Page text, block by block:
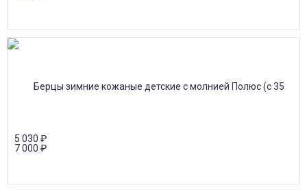
5 030 ₽
7 000 ₽